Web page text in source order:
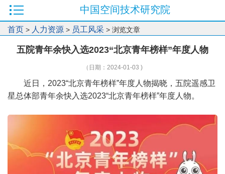
中国空间技术研究院
首页 > 人力资源 > 员工风采 > 浏览文章
五院青年余快入选2023“北京青年榜样”年度人物
（日期：2024-01-03 )
近日，2023“北京青年榜样”年度人物揭晓，五院遥感卫
星总体部青年余快入选2023“北京青年榜样”年度人物。